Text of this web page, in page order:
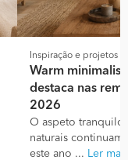
Inspiração e projetos
Warm
destaca nas
2026
O aspeto
naturais continuam
este ano ... Ler mais